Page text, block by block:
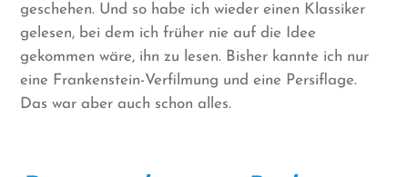
geschehen. Und so habe ich wieder einen Klassiker
gelesen, bei dem ich früher nie auf die Idee
gekommen wäre, ihn zu lesen. Bisher kannte ich nur
eine Frankenstein-Verfilmung und eine Persiflage.
Das war aber auch schon alles.